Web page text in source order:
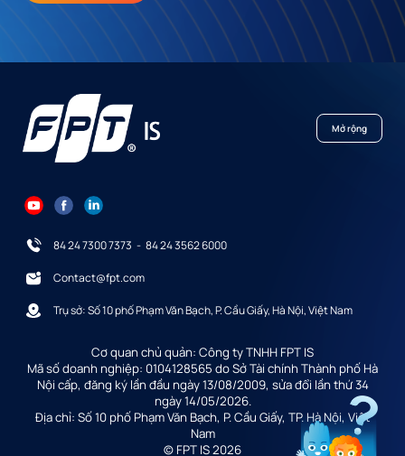
Mở rộng
84 24 7300 7373 - 84 24 3562 6000
Contact@fpt.com
Trụ sở: Số 10 phố Phạm Văn Bạch, P. Cầu Giấy, Hà Nội, Việt Nam
Cơ quan chủ quản: Công ty TNHH FPT IS
Mã số doanh nghiệp: 0104128565 do Sở Tài chính Thành phố Hà
Nội cấp, đăng ký lần đầu ngày 13/08/2009, sửa đổi lần thứ 34
ngày 14/05/2026.
Địa chỉ: Số 10 phố Phạm Văn Bạch, P. Cầu Giấy, TP. Hà Nội, Việt
Nam
© FPT IS 2026